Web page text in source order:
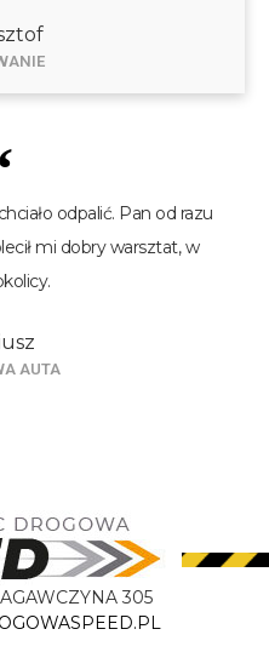
odpalić. Pan od razu
mi dobry warsztat, w
AUTA
305